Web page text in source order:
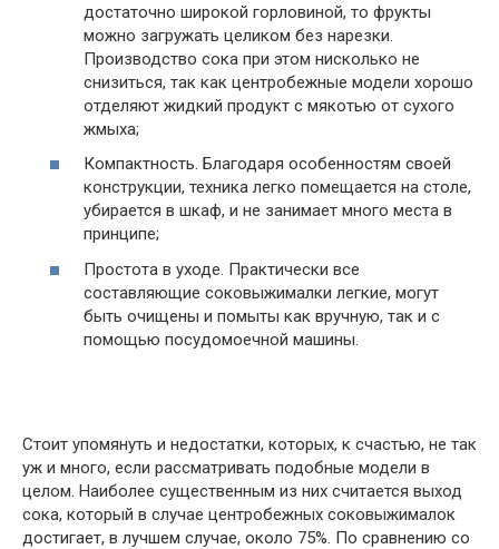
достаточно широкой горловиной, то фрукты
можно загружать целиком без нарезки.
Производство сока при этом нисколько не
снизиться, так как центробежные модели хорошо
отделяют жидкий продукт с мякотью от сухого
жмыха;
Компактность. Благодаря особенностям своей
конструкции, техника легко помещается на столе,
убирается в шкаф, и не занимает много места в
принципе;
Простота в уходе. Практически все
составляющие соковыжималки легкие, могут
быть очищены и помыты как вручную, так и с
помощью посудомоечной машины.
Стоит упомянуть и недостатки, которых, к счастью, не так
уж и много, если рассматривать подобные модели в
целом. Наиболее существенным из них считается выход
сока, который в случае центробежных соковыжималок
достигает, в лучшем случае, около 75%. По сравнению со